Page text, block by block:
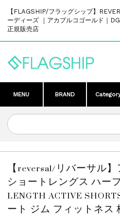
【FLAGSHIP/フラッグシップ】
ーディーズ ｜アカプルコゴールド｜
正規販売店
MENU BRAND
【reversal/リバーサル
ショートレングス ハー
LENGTH ACTIVE
ート ジム フィットネス